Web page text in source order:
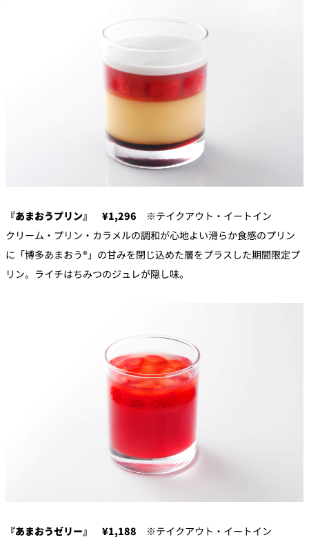
『あまおうプリン』 ¥1,296 ※テイクアウト・イートイン
クリーム・プリン・カラメルの調和が心地よい滑らか食感のプリン
に「博多あまおう®」の甘みを閉じ込めた層をプラスした期間限定プ
リン。ライチはちみつのジュレが隠し味。
『あまおうゼリー』 ¥1,188 ※テイクアウト・イートイン